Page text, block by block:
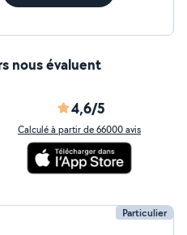
nous évaluent
4,6/5
Calculé à partir de 66000 avis
Particulier